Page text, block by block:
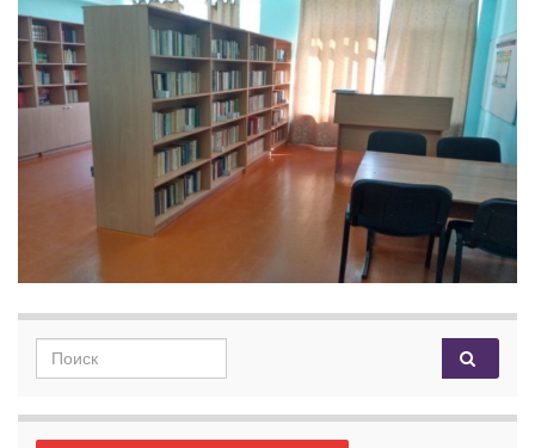
Search for: